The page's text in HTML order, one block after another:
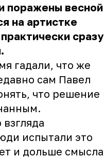
поражены весной
на артистке
сразу
гадали, что же
сам Павел
что решение
испытали это
и дольше смысла